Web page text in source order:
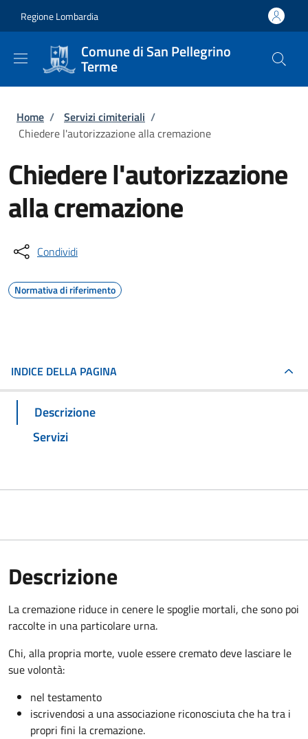
Regione Lombardia
Comune di San Pellegrino
Terme
Briciole di pane
Home / Servizi cimiteriali /
Chiedere l'autorizzazione alla cremazione
Chiedere l'autorizzazione
alla cremazione
Condividi
Normativa di riferimento
INDICE DELLA PAGINA
Descrizione
Servizi
Descrizione
La cremazione riduce in cenere le spoglie mortali, che sono poi
raccolte in una particolare urna.
Chi, alla propria morte, vuole essere cremato deve lasciare le
sue volontà:
nel testamento
iscrivendosi a una associazione riconosciuta che ha tra i
propri fini la cremazione.